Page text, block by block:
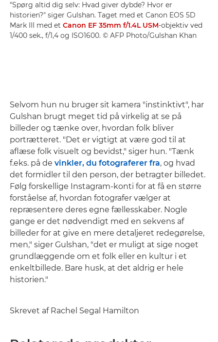
"Spørg altid dig selv: Hvad giver dybde? Hvor er
historien?" siger Gulshan. Taget med et Canon EOS 5D
Mark III med et Canon EF 35mm f/1.4L USM-objektiv ved
1/400 sek., f/1,4 og ISO1600. © AFP Photo/Gulshan Khan
Selvom hun nu bruger sit kamera "instinktivt", har
Gulshan brugt meget tid på virkelig at se på
billeder og tænke over, hvordan folk bliver
portrætteret. "Det er vigtigt at være god til at
aflæse folk visuelt og bevidst," siger hun. "Tænk
f.eks. på de vinkler, du fotograferer fra, og hvad
det formidler til den person, der betragter billedet.
Følg forskellige Instagram-konti for at få en større
forståelse af, hvordan fotografer vælger at
repræsentere deres egne fællesskaber. Nogle
gange er det nødvendigt med en sekvens af
billeder for at give en mere detaljeret redegørelse,
men," siger Gulshan, "det er muligt at sige noget
grundlæggende om et folk eller en kultur i et
enkeltbillede. Bare husk, at det aldrig er hele
historien."
Skrevet af Rachel Segal Hamilton